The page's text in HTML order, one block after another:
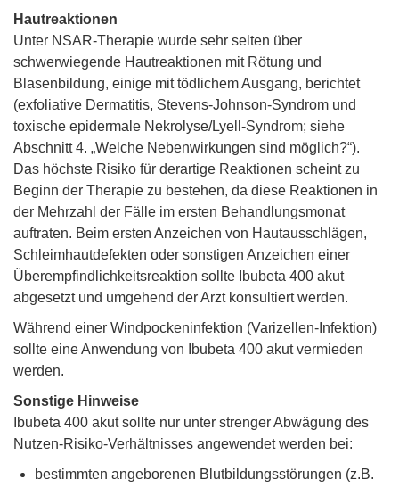
Hautreaktionen
Unter NSAR-Therapie wurde sehr selten über
schwerwiegende Hautreaktionen mit Rötung und
Blasenbildung, einige mit tödlichem Ausgang, berichtet
(exfoliative Dermatitis, Stevens-Johnson-Syndrom und
toxische epidermale Nekrolyse/Lyell-Syndrom; siehe
Abschnitt 4. „Welche Nebenwirkungen sind möglich?“).
Das höchste Risiko für derartige Reaktionen scheint zu
Beginn der Therapie zu bestehen, da diese Reaktionen in
der Mehrzahl der Fälle im ersten Behandlungsmonat
auftraten. Beim ersten Anzeichen von Hautausschlägen,
Schleimhautdefekten oder sonstigen Anzeichen einer
Überempfindlichkeitsreaktion sollte Ibubeta 400 akut
abgesetzt und umgehend der Arzt konsultiert werden.
Während einer Windpockeninfektion (Varizellen-Infektion)
sollte eine Anwendung von Ibubeta 400 akut vermieden
werden.
Sonstige Hinweise
Ibubeta 400 akut sollte nur unter strenger Abwägung des
Nutzen-Risiko-Verhältnisses angewendet werden bei:
bestimmten angeborenen Blutbildungsstörungen (z.B.